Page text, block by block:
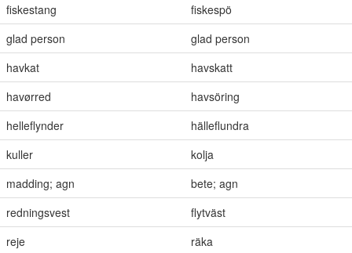
fiskestang
fiskespö
glad person
glad person
havkat
havskatt
havørred
havsöring
helleflynder
hälleflundra
kuller
kolja
madding; agn
bete; agn
redningsvest
flytväst
reje
räka